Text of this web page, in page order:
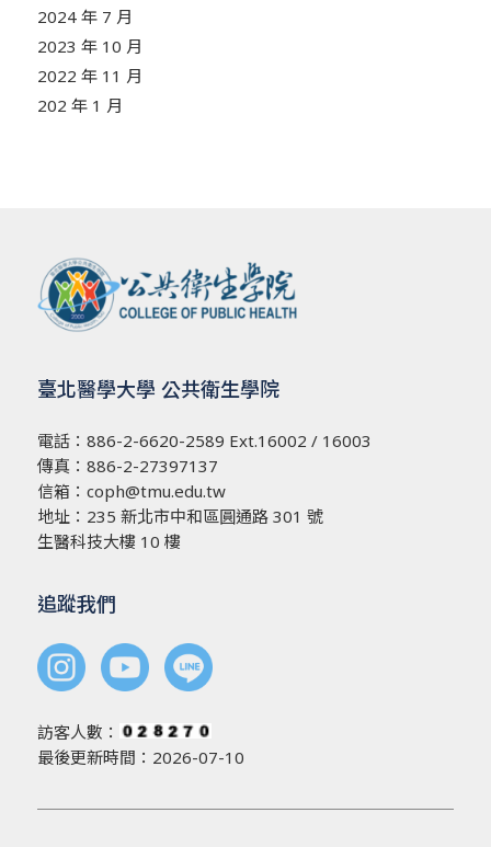
2024 年 7 月
2023 年 10 月
2022 年 11 月
202 年 1 月
臺北醫學大學 公共衛生學院
電話： 886-2-6620-2589 Ext.16002 / 16003
傳真：886-2-27397137
信箱： coph@tmu.edu.tw
地址： 235 新北市中和區圓通路 301 號
生醫科技大樓 10 樓
追蹤我們
訪客人數：
最後更新時間：2026-07-10